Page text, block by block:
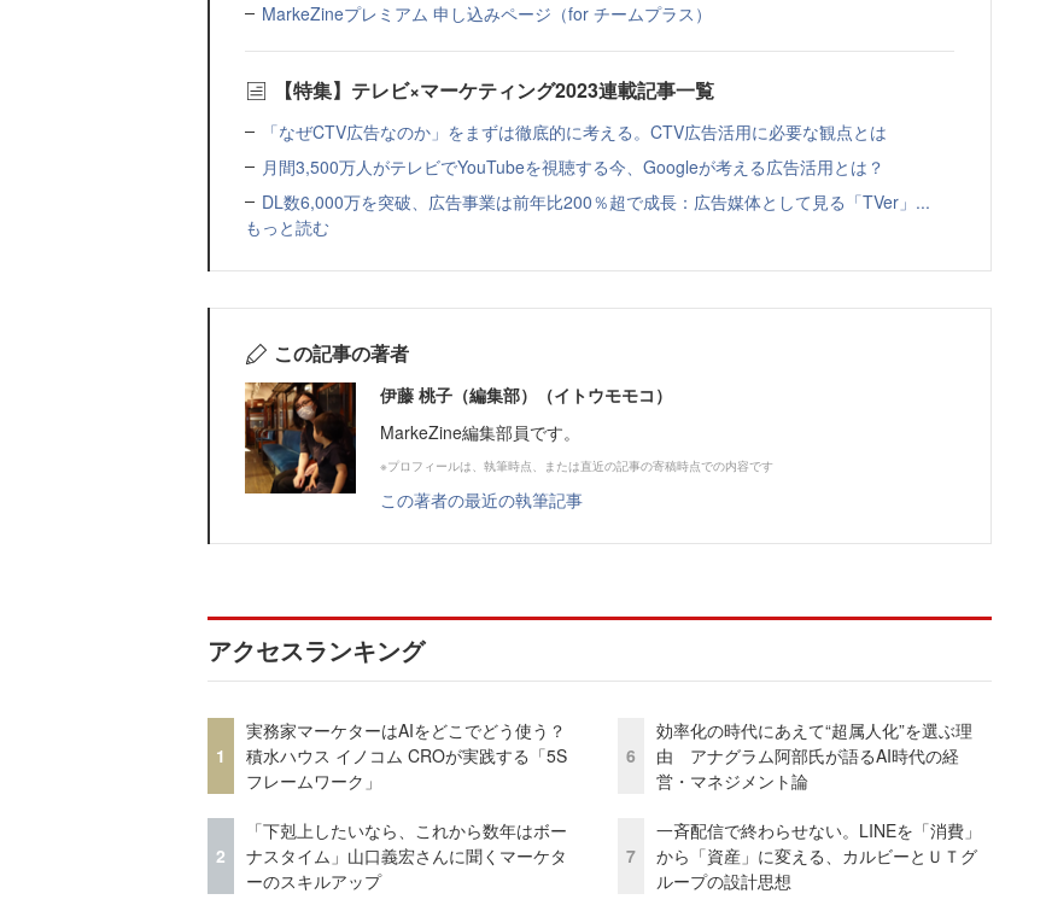
MarkeZineプレミアム 申し込みページ（for チームプラス）
【特集】テレビ×マーケティング2023連載記事一覧
「なぜCTV広告なのか」をまずは徹底的に考える。CTV広告活用に必要な観点とは
月間3,500万人がテレビでYouTubeを視聴する今、Googleが考える広告活用とは？
DL数6,000万を突破、広告事業は前年比200％超で成長：広告媒体として見る「TVer」...
もっと読む
この記事の著者
伊藤 桃子（編集部）（イトウモモコ）
MarkeZine編集部員です。
※プロフィールは、執筆時点、または直近の記事の寄稿時点での内容です
この著者の最近の執筆記事
アクセスランキング
1
実務家マーケターはAIをどこでどう使う？
積水ハウス イノコム CROが実践する「5S
フレームワーク」
2
「下剋上したいなら、これから数年はボー
ナスタイム」山口義宏さんに聞くマーケタ
ーのスキルアップ
6
効率化の時代にあえて“超属人化”を選ぶ理
由 アナグラム阿部氏が語るAI時代の経
営・マネジメント論
7
一斉配信で終わらせない。LINEを「消費」
から「資産」に変える、カルビーとＵＴグ
ループの設計思想